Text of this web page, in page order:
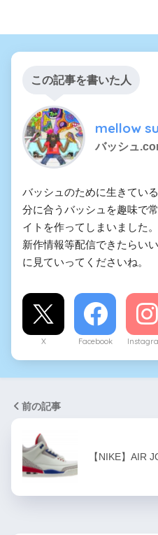
この記事を書いた人
mellow
バッシュ
バッシュのために生きてい
分に合うバッシュを趣味で
イトを作ってしまいました
新作情報等配信できたらい
に見ていってくださいね。
X Facebook
前の記事
【NIKE】AIR